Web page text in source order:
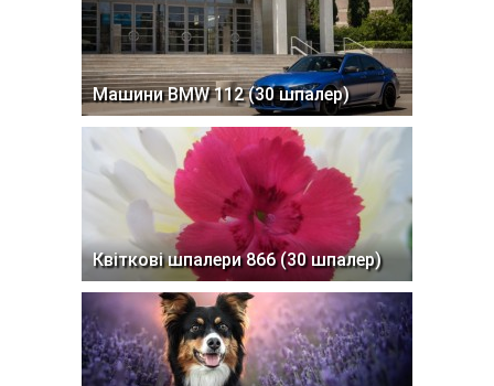
Машини BMW 112 (30 шпалер)
Квіткові шпалери 866 (30 шпалер)